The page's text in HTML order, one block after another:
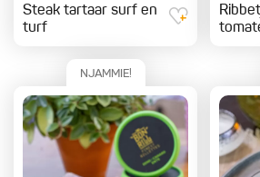
Steak tartaar surf en
turf
NJAMMIE!